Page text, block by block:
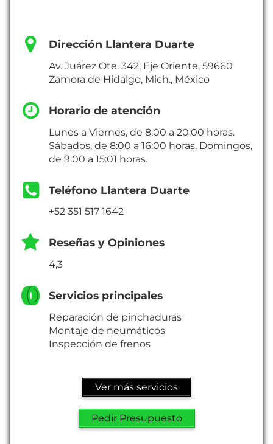
Dirección Llantera Duarte
Av. Juárez Ote. 342, Eje Oriente, 59660
Zamora de Hidalgo, Mich., México
Horario de atención
Lunes a Viernes, de 8:00 a 20:00 horas.
Sábados, de 8:00 a 16:00 horas. Domingos,
de 9:00 a 15:01 horas.
Teléfono Llantera Duarte
+52 351 517 1642
Reseñas y Opiniones
4,3
Servicios principales
Reparación de pinchaduras
Montaje de neumáticos
Inspección de frenos
Ver más servicios
Pedir Presupuesto